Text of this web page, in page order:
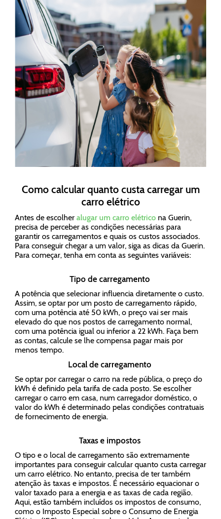
Como calcular quanto custa carregar um
carro elétrico
Antes de escolher alugar um carro elétrico na Guerin,
precisa de perceber as condições necessárias para
garantir os carregamentos e quais os custos associados.
Para conseguir chegar a um valor, siga as dicas da Guerin.
Para começar, tenha em conta as seguintes variáveis:
Tipo de carregamento
A potência que selecionar influencia diretamente o custo.
Assim, se optar por um posto de carregamento rápido,
com uma potência até 50 kWh, o preço vai ser mais
elevado do que nos postos de carregamento normal,
com uma potência igual ou inferior a 22 kWh. Faça bem
as contas, calcule se lhe compensa pagar mais por
menos tempo.
Local de carregamento
Se optar por carregar o carro na rede pública, o preço do
kWh é definido pela tarifa de cada posto. Se escolher
carregar o carro em casa, num carregador doméstico, o
valor do kWh é determinado pelas condições contratuais
de fornecimento de energia.
Taxas e impostos
O tipo e o local de carregamento são extremamente
importantes para conseguir calcular quanto custa carregar
um carro elétrico. No entanto, precisa de ter também
atenção às taxas e impostos. É necessário equacionar o
valor taxado para a energia e as taxas de cada região.
Aqui, estão também incluídos os impostos de consumo,
como o Imposto Especial sobre o Consumo de Energia